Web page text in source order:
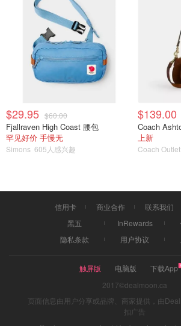
$29.95 $60.00
Fjallraven High Coast 腰包
罕见好价 手慢无
Simons 605人感兴趣
$139.00
Coach
上新
Coach Outlet
信用卡 商业合作 联系我们
黑五
InRewards
隐私条款
用户协议
触屏版 电脑版
下载App
2017©dealmoon.ca
页面信息由用户分享或品牌、商家提供，由
扣广告